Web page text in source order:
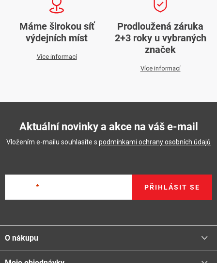
Máme širokou síť
výdejních míst
Více informací
Prodloužená záruka
2+3 roky u vybraných
značek
Více informací
Aktuální novinky a akce na váš e-mail
Vložením e-mailu souhlasíte s podmínkami ochrany osobních údajů
PŘIHLÁSIT SE
á
p
a
O nákupu